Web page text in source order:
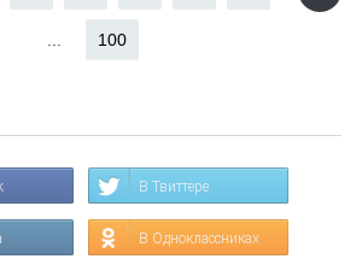
100
В Твиттере
В Одноклассниках